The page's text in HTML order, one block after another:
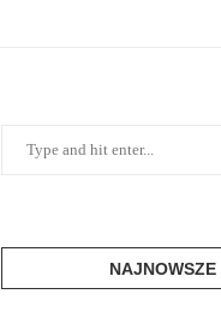
NAJNOWSZE